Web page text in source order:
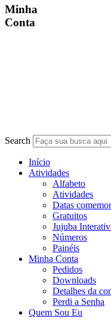
Minha
Conta
Search
Início
Atividades
Alfabeto
Atividades
Datas
Gratuitos
Jujuba
Números
Painéis
Minha Conta
Pedidos
Downloads
Detalhes da
Perdi a Senha
Quem Sou Eu